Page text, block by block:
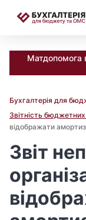
Матдопомога
Бухгалтерія для
Звітність
відображати
Звіт